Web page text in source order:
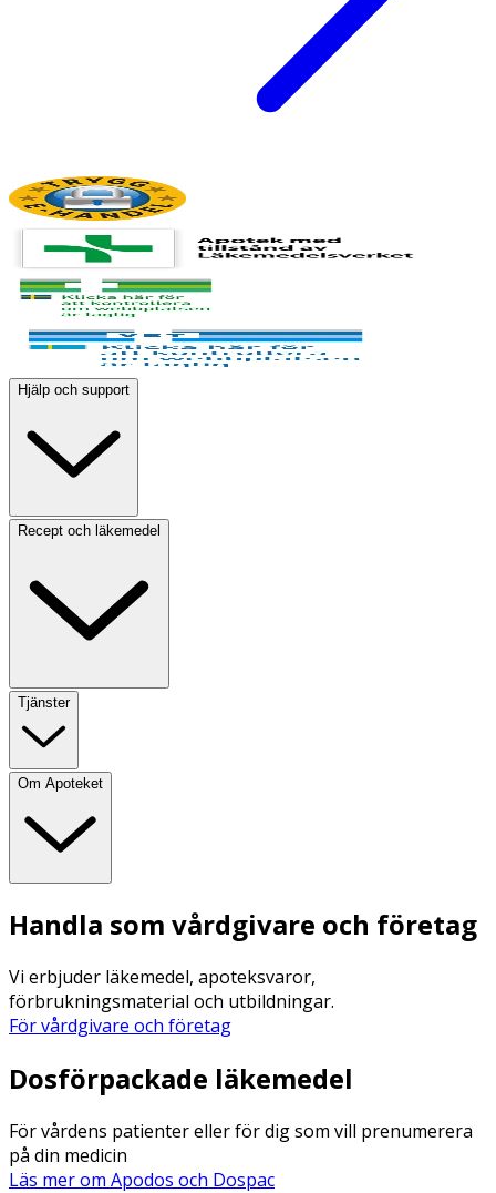
Hjälp och support
Recept och läkemedel
Tjänster
Om Apoteket
Handla som vårdgivare och företag
Vi erbjuder läkemedel, apoteksvaror,
förbrukningsmaterial och utbildningar.
För vårdgivare och företag
Dosförpackade läkemedel
För vårdens patienter eller för dig som vill prenumerera
på din medicin
Läs mer om Apodos och Dospac